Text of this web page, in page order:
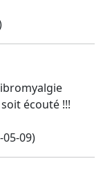
écouté !!!
09)